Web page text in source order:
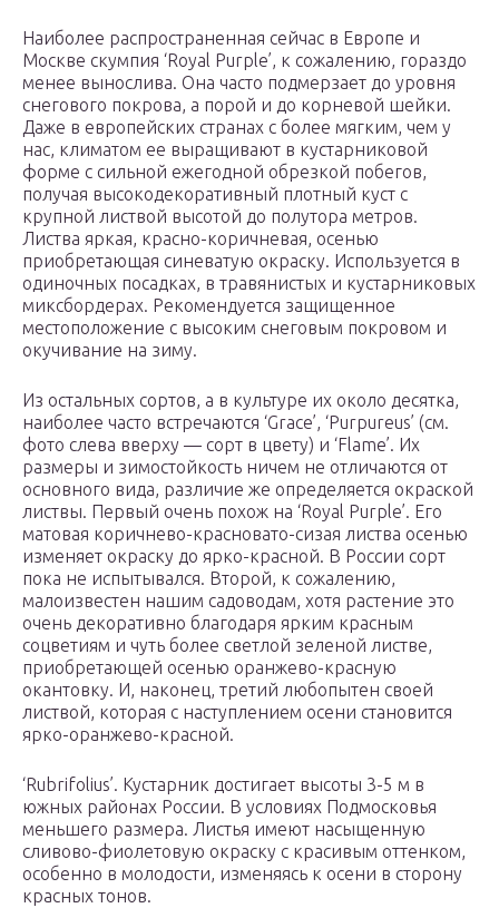
Наиболее распространенная сейчас в Европе и
Москве скумпия ‘Royal Purple’, к сожалению, гораздо
менее вынослива. Она часто подмерзает до уровня
снегового покрова, а порой и до корневой шейки.
Даже в европейских странах с более мягким, чем у
нас, климатом ее выращивают в кустарниковой
форме с сильной ежегодной обрезкой побегов,
получая высокодекоративный плотный куст с
крупной листвой высотой до полутора метров.
Листва яркая, красно-коричневая, осенью
приобретающая синеватую окраску. Используется в
одиночных посадках, в травянистых и кустарниковых
миксбордерах. Рекомендуется защищенное
местоположение с высоким снеговым покровом и
окучивание на зиму.
Из остальных сортов, а в культуре их около десятка,
наиболее часто встречаются ‘Grace’, ‘Purpureus’ (см.
фото слева вверху — сорт в цвету) и ‘Flame’. Их
размеры и зимостойкость ничем не отличаются от
основного вида, различие же определяется окраской
листвы. Первый очень похож на ‘Royal Purple’. Его
матовая коричнево-красновато-сизая листва осенью
изменяет окраску до ярко-красной. В России сорт
пока не испытывался. Второй, к сожалению,
малоизвестен нашим садоводам, хотя растение это
очень декоративно благодаря ярким красным
соцветиям и чуть более светлой зеленой листве,
приобретающей осенью оранжево-красную
окантовку. И, наконец, третий любопытен своей
листвой, которая с наступлением осени становится
ярко-оранжево-красной.
‘Rubrifolius’. Кустарник достигает высоты 3-5 м в
южных районах России. В условиях Подмосковья
меньшего размера. Листья имеют насыщенную
сливово-фиолетовую окраску с красивым оттенком,
особенно в молодости, изменяясь к осени в сторону
красных тонов.